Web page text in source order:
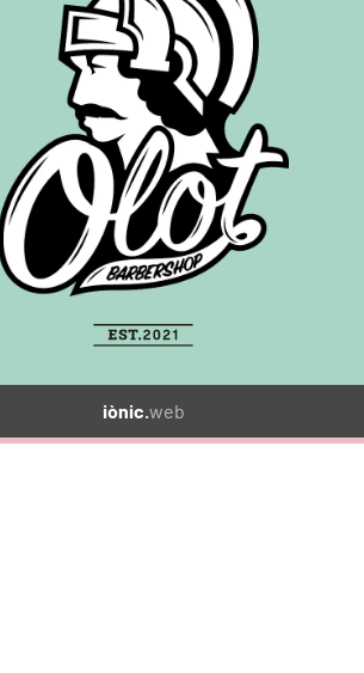
iònic. web